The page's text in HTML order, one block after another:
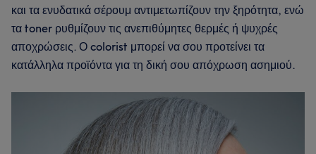
και τα ενυδατικά σέρουμ αντιμετωπίζουν την ξηρότητα, ενώ
τα toner ρυθμίζουν τις ανεπιθύμητες θερμές ή ψυχρές
αποχρώσεις. Ο colorist μπορεί να σου προτείνει τα
κατάλληλα προϊόντα για τη δική σου απόχρωση ασημιού.